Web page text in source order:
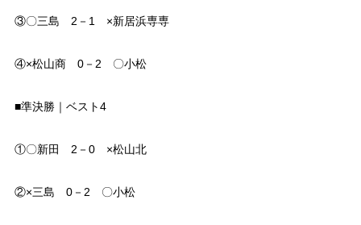
③〇三島 2－1 ×新居浜専専
④×松山商 0－2 〇小松
■準決勝｜ベスト4
①〇新田 2－0 ×松山北
②×三島 0－2 〇小松